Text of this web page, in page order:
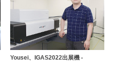
Yousei、IGAS2022出展機 -